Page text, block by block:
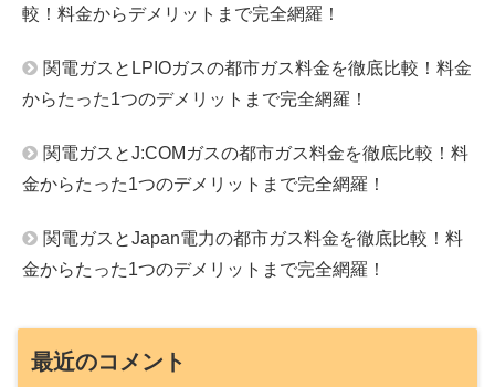
較！料金からデメリットまで完全網羅！
関電ガスとLPIOガスの都市ガス料金を徹底比較！料金
からたった1つのデメリットまで完全網羅！
関電ガスとJ:COMガスの都市ガス料金を徹底比較！料
金からたった1つのデメリットまで完全網羅！
関電ガスとJapan電力の都市ガス料金を徹底比較！料
金からたった1つのデメリットまで完全網羅！
最近のコメント